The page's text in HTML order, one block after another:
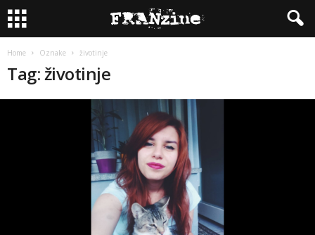
Home Oznake životinje
Tag: životinje